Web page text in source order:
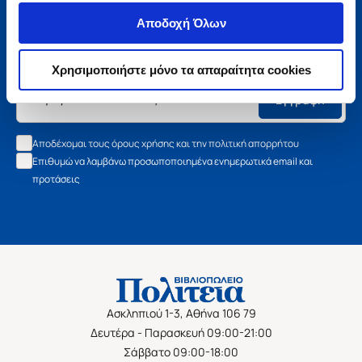
Αποδοχή Όλων
Χρησιμοποιήστε μόνο τα απαραίτητα cookies
Μάθετε τα νέα της Πολιτείας
Εγγραφείτε στο newsletter μας και μάθετε πρώτοι όλα τα
νέα βιβλία, τις εξαιρετικές τιμές και τις εκδηλώσεις μας.
Εγγραφή
Αποδέχομαι τους όρους χρήσης και την πολιτική απορρήτου
Επιθυμώ να λαμβάνω προσωποποιημένα ενημερωτικά email και
προτάσεις
Ασκληπιού 1-3, Αθήνα 106 79
Δευτέρα - Παρασκευή 09:00-21:00
Σάββατο 09:00-18:00